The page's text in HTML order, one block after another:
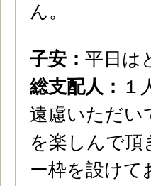
ん。
子安： 平日は
総支配人： １
遠慮いただい
を楽しんで
ー枠を設けて